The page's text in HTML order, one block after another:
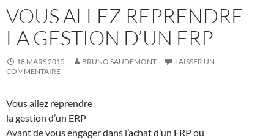
VOUS ALLEZ REPRENDRE
LA GESTION D’UN ERP
18 MARS 2015 BRUNO SAUDEMONT
LAISSER UN
COMMENTAIRE
Vous allez reprendre
la gestion d’un ERP
Avant de vous engager dans l’achat d’un ERP ou